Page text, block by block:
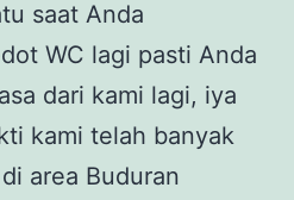
saat Anda
WC lagi pasti Anda
dari kami lagi, iya
kami telah banyak
area Buduran